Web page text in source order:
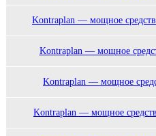
Kontraplan — мощное
Kontraplan — мощное
Kontraplan — мощное
Kontraplan — мощное